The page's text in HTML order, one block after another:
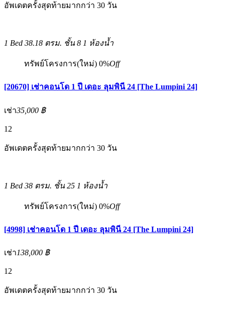
อัพเดตครั้งสุดท้ายมากกว่า 30 วัน
1 Bed 38.18 ตรม. ชั้น 8 1 ห้องน้ำ
ทรัพย์โครงการ(ใหม่) 0%Off
[20670] เช่าคอนโด 1 ปี เดอะ ลุมพินี 24 [The Lumpini 24]
เช่า35,000 ฿
12
อัพเดตครั้งสุดท้ายมากกว่า 30 วัน
1 Bed 38 ตรม. ชั้น 25 1 ห้องน้ำ
ทรัพย์โครงการ(ใหม่) 0%Off
[4998] เช่าคอนโด 1 ปี เดอะ ลุมพินี 24 [The Lumpini 24]
เช่า138,000 ฿
12
อัพเดตครั้งสุดท้ายมากกว่า 30 วัน